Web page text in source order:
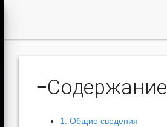
−Содержание
1. Общие сведения